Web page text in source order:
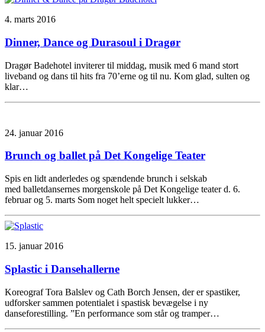
4. marts 2016
Dinner, Dance og Durasoul i Dragør
Dragør Badehotel inviterer til middag, musik med 6 mand stort
liveband og dans til hits fra 70’erne og til nu. Kom glad, sulten og
klar…
24. januar 2016
Brunch og ballet på Det Kongelige Teater
Spis en lidt anderledes og spændende brunch i selskab
med balletdansernes morgenskole på Det Kongelige teater d. 6.
februar og 5. marts Som noget helt specielt lukker…
15. januar 2016
Splastic i Dansehallerne
Koreograf Tora Balslev og Cath Borch Jensen, der er spastiker,
udforsker sammen potentialet i spastisk bevægelse i ny
danseforestilling. ”En performance som står og tramper…